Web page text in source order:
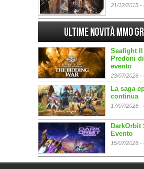
21/12/2015 -
Ultime Novità MMO
Seafight
Predoni
evento
23/07/2026 -
La saga
continua
17/07/2026 -
Evento
15/07/2026 -